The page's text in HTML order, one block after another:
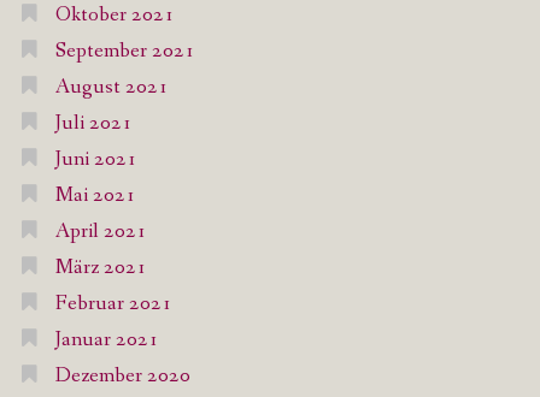
Oktober 2021
September 2021
August 2021
Juli 2021
Juni 2021
Mai 2021
April 2021
März 2021
Februar 2021
Januar 2021
Dezember 2020